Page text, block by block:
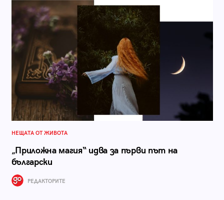
НЕЩАТА ОТ ЖИВОТА
„Приложна магия“ идва за първи път на
български
РЕДАКТОРИТЕ